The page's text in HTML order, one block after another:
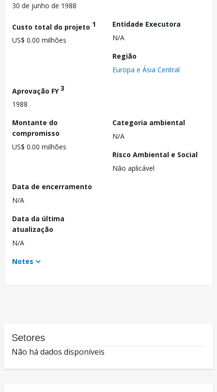
30 de junho de 1988
Custo total do projeto 1
US$ 0.00 milhões
Entidade Executora
N/A
Região
Europa e Ásia Central
Aprovação FY3
1988
Montante do
compromisso
US$ 0.00 milhões
Categoria ambiental
N/A
Risco Ambiental e Social
Não aplicável
Data de encerramento
N/A
Data da última
atualização
N/A
Notes
Setores
Não há dados disponíveis